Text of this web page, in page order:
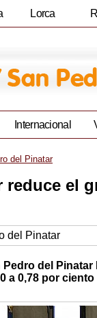
Lorca
Internacional
del Pinatar
el
del Pinatar
Pedro del
a 0,78 por ciento